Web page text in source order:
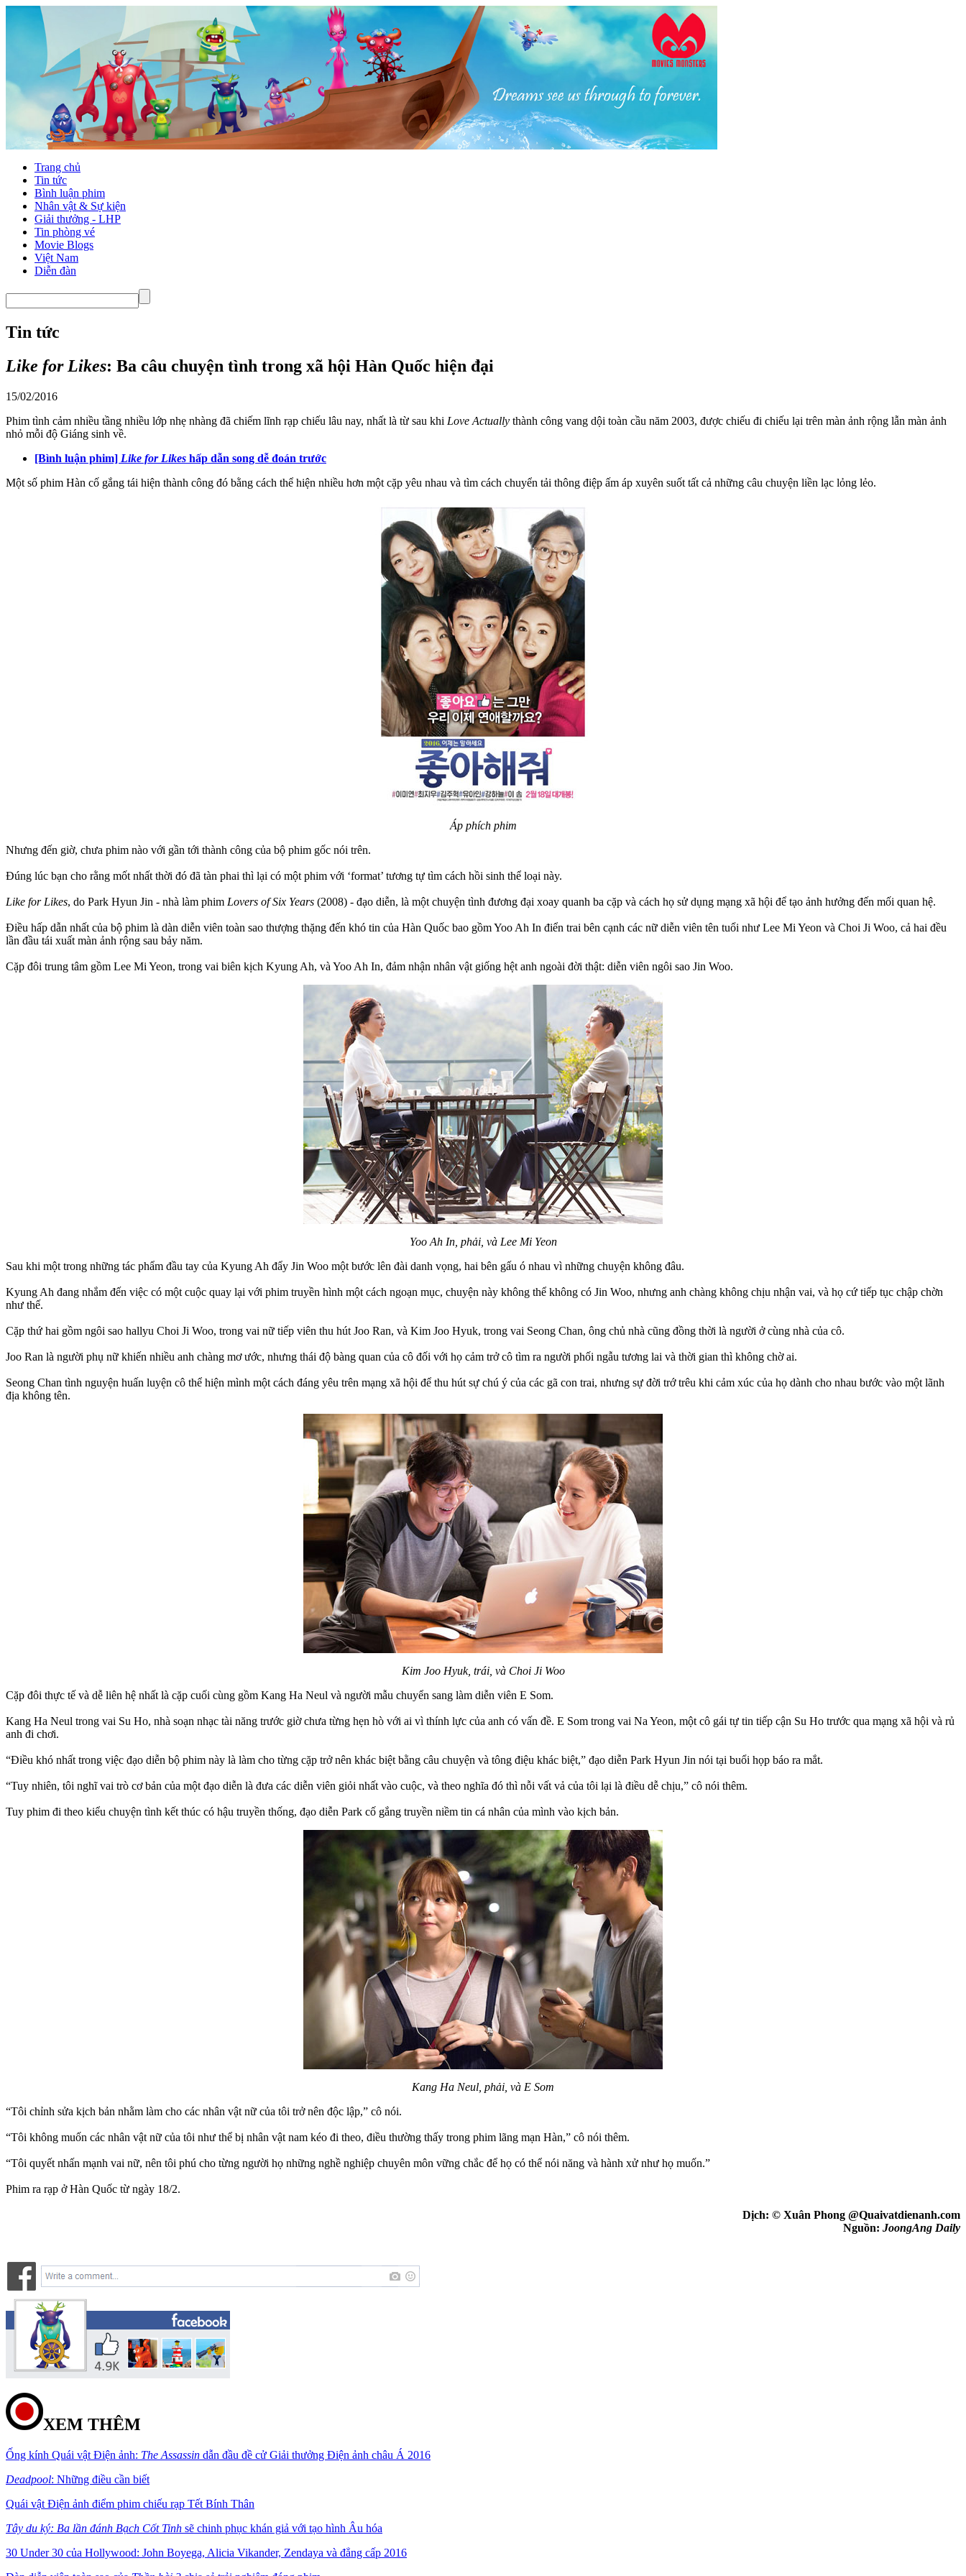
Trang chủ
Tin tức
Bình luận phim
Nhân vật & Sự kiện
Giải thưởng - LHP
Tin phòng vé
Movie Blogs
Việt Nam
Diễn đàn
Tin tức
Like for Likes: Ba câu chuyện tình trong xã hội Hàn Quốc hiện đại
15/02/2016
Phim tình cảm nhiều tầng nhiều lớp nhẹ nhàng đã chiếm lĩnh rạp chiếu lâu nay, nhất là từ sau khi Love Actually thành công vang dội toàn cầu năm 2003, được chiếu đi chiếu lại trên màn ảnh rộng lẫn màn ảnh
nhỏ mỗi độ Giáng sinh về.
[Bình luận phim] Like for Likes hấp dẫn song dễ đoán trước
Một số phim Hàn cố gắng tái hiện thành công đó bằng cách thể hiện nhiều hơn một cặp yêu nhau và tìm cách chuyển tải thông điệp ấm áp xuyên suốt tất cả những câu chuyện liền lạc lỏng lẻo.
Áp phích phim
Nhưng đến giờ, chưa phim nào với gần tới thành công của bộ phim gốc nói trên.
Đúng lúc bạn cho rằng mốt nhất thời đó đã tàn phai thì lại có một phim với ‘format’ tương tự tìm cách hồi sinh thể loại này.
Like for Likes, do Park Hyun Jin - nhà làm phim Lovers of Six Years (2008) - đạo diễn, là một chuyện tình đương đại xoay quanh ba cặp và cách họ sử dụng mạng xã hội để tạo ảnh hưởng đến mối quan hệ.
Điều hấp dẫn nhất của bộ phim là dàn diễn viên toàn sao thượng thặng đến khó tin của Hàn Quốc bao gồm Yoo Ah In điển trai bên cạnh các nữ diễn viên tên tuổi như Lee Mi Yeon và Choi Ji Woo, cả hai đều
lần đầu tái xuất màn ảnh rộng sau bảy năm.
Cặp đôi trung tâm gồm Lee Mi Yeon, trong vai biên kịch Kyung Ah, và Yoo Ah In, đảm nhận nhân vật giống hệt anh ngoài đời thật: diễn viên ngôi sao Jin Woo.
Yoo Ah In, phải, và Lee Mi Yeon
Sau khi một trong những tác phẩm đầu tay của Kyung Ah đẩy Jin Woo một bước lên đài danh vọng, hai bên gấu ó nhau vì những chuyện không đâu.
Kyung Ah đang nhắm đến việc có một cuộc quay lại với phim truyền hình một cách ngoạn mục, chuyện này không thể không có Jin Woo, nhưng anh chàng không chịu nhận vai, và họ cứ tiếp tục chập chờn
như thế.
Cặp thứ hai gồm ngôi sao hallyu Choi Ji Woo, trong vai nữ tiếp viên thu hút Joo Ran, và Kim Joo Hyuk, trong vai Seong Chan, ông chủ nhà cũng đồng thời là người ở cùng nhà của cô.
Joo Ran là người phụ nữ khiến nhiều anh chàng mơ ước, nhưng thái độ bàng quan của cô đối với họ cảm trở cô tìm ra người phối ngẫu tương lai và thời gian thì không chờ ai.
Seong Chan tình nguyện huấn luyện cô thể hiện mình một cách đáng yêu trên mạng xã hội để thu hút sự chú ý của các gã con trai, nhưng sự đời trớ trêu khi cảm xúc của họ dành cho nhau bước vào một lãnh
địa không tên.
Kim Joo Hyuk, trái, và Choi Ji Woo
Cặp đôi thực tế và dễ liên hệ nhất là cặp cuối cùng gồm Kang Ha Neul và người mẫu chuyển sang làm diễn viên E Som.
Kang Ha Neul trong vai Su Ho, nhà soạn nhạc tài năng trước giờ chưa từng hẹn hò với ai vì thính lực của anh có vấn đề. E Som trong vai Na Yeon, một cô gái tự tin tiếp cận Su Ho trước qua mạng xã hội và rủ
anh đi chơi.
“Điều khó nhất trong việc đạo diễn bộ phim này là làm cho từng cặp trở nên khác biệt bằng câu chuyện và tông điệu khác biệt,” đạo diễn Park Hyun Jin nói tại buổi họp báo ra mắt.
“Tuy nhiên, tôi nghĩ vai trò cơ bản của một đạo diễn là đưa các diễn viên giỏi nhất vào cuộc, và theo nghĩa đó thì nỗi vất vả của tôi lại là điều dễ chịu,” cô nói thêm.
Tuy phim đi theo kiểu chuyện tình kết thúc có hậu truyền thống, đạo diễn Park cố gắng truyền niềm tin cá nhân của mình vào kịch bản.
Kang Ha Neul, phải, và E Som
“Tôi chỉnh sửa kịch bản nhằm làm cho các nhân vật nữ của tôi trở nên độc lập,” cô nói.
“Tôi không muốn các nhân vật nữ của tôi như thể bị nhân vật nam kéo đi theo, điều thường thấy trong phim lãng mạn Hàn,” cô nói thêm.
“Tôi quyết nhấn mạnh vai nữ, nên tôi phú cho từng người họ những nghề nghiệp chuyên môn vững chắc để họ có thể nói năng và hành xử như họ muốn.”
Phim ra rạp ở Hàn Quốc từ ngày 18/2.
Dịch: © Xuân Phong @Quaivatdienanh.com
Nguồn: JoongAng Daily
XEM THÊM
Ống kính Quái vật Điện ảnh: The Assassin dẫn đầu đề cử Giải thưởng Điện ảnh châu Á 2016
Deadpool: Những điều cần biết
Quái vật Điện ảnh điểm phim chiếu rạp Tết Bính Thân
Tây du ký: Ba lần đánh Bạch Cốt Tinh sẽ chinh phục khán giả với tạo hình Âu hóa
30 Under 30 của Hollywood: John Boyega, Alicia Vikander, Zendaya và đẳng cấp 2016